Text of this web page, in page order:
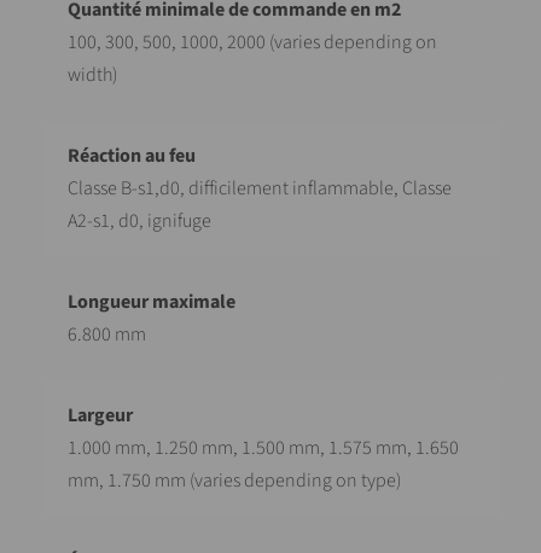
100, 300, 500, 1000, 2000 (varies depending on
width)
Classe B-s1,d0, difficilement inflammable, Classe
A2-s1, d0, ignifuge
6.800 mm
1.000 mm, 1.250 mm, 1.500 mm, 1.575 mm, 1.650
mm, 1.750 mm (varies depending on type)